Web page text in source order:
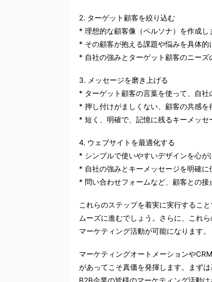
2. ターゲット顧客を絞り込む
* 理想的な顧客像（ペルソナ）を作成し
* その顧客が抱える課題や悩みを具体的
* 自社の強みとターゲット顧客のニーズ
3. メッセージを磨き上げる
* ターゲット顧客の言葉を使って、自社
* 押し付けがましくない、顧客の共感を
* 短く、明確で、記憶に残るキーメッセ
4. ウェブサイトを最適化する
* シンプルで使いやすいデザインを心が
* 自社の強みとキーメッセージを明確に
* 問い合わせフォームなど、顧客との接
これらのステップを着実に実行するこ
ムーズに進むでしょう。さらに、これ
マーケティング活動が可能になります。
マーケティングオートメーションや
があってこそ真価を発揮します。まず